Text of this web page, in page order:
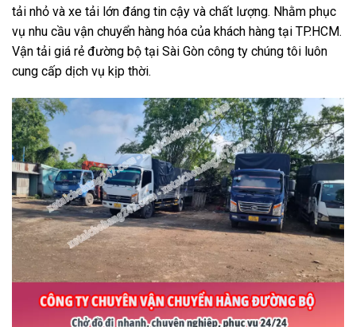
tải nhỏ và xe tải lớn đáng tin cậy và chất lượng. Nhằm phục
vụ nhu cầu vận chuyển hàng hóa của khách hàng tại TP.HCM.
Vận tải giá rẻ đường bộ tại Sài Gòn công ty chúng tôi luôn
cung cấp dịch vụ kịp thời.